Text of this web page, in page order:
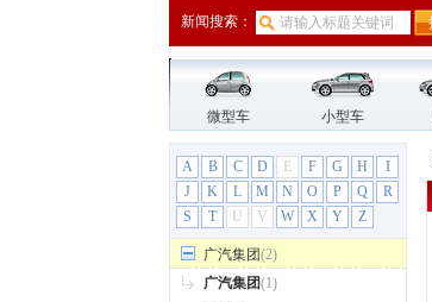
新闻搜索：
微型车 小型车
A B C D E F G H
I
J
K L M N O P Q
R
S
T U V W X Y Z
福汽启腾(3)
福特(31)
福田汽车
GMC(4)
观致 (3)
广汽传祺(19)
广汽吉奥(16)
广汽集团(2)
广汽集团(1)